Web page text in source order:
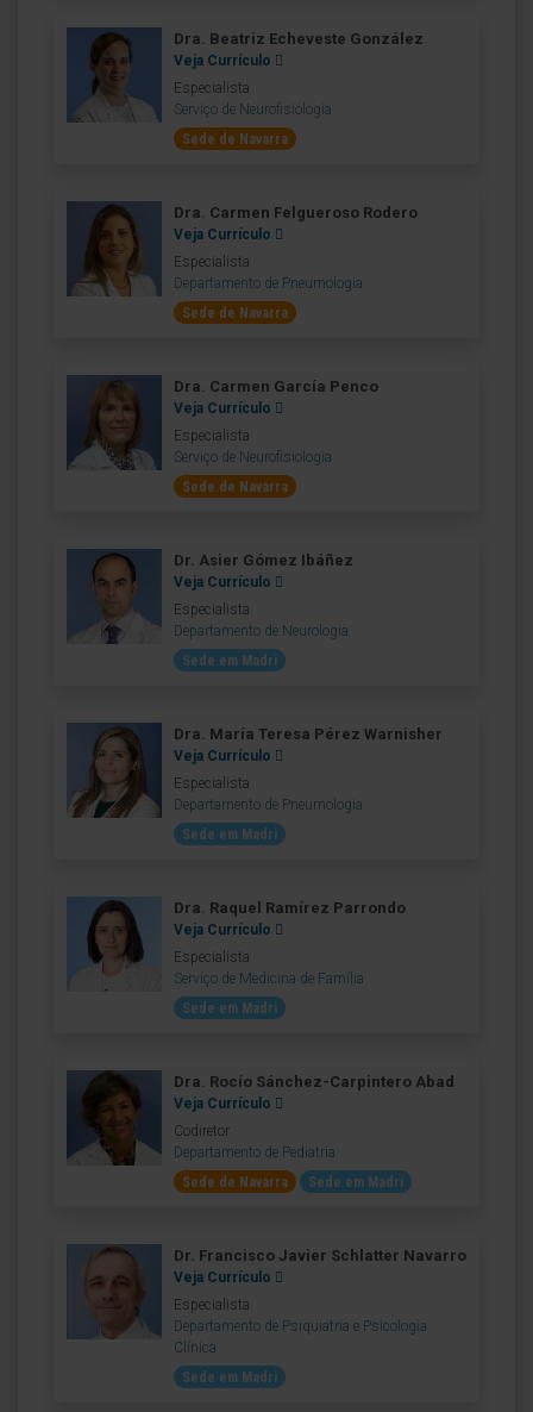
Dra. Beatriz Echeveste González
Veja Currículo
Especialista
Serviço de Neurofisiologia
Sede de Navarra
Dra. Carmen Felgueroso Rodero
Veja Currículo
Especialista
Departamento de Pneumologia
Sede de Navarra
Dra. Carmen García Penco
Veja Currículo
Especialista
Serviço de Neurofisiologia
Sede de Navarra
Dr. Asier Gómez Ibáñez
Veja Currículo
Especialista
Departamento de Neurologia
Sede em Madri
Dra. María Teresa Pérez Warnisher
Veja Currículo
Especialista
Departamento de Pneumologia
Sede em Madri
Dra. Raquel Ramírez Parrondo
Veja Currículo
Especialista
Serviço de Medicina de Família
Sede em Madri
Dra. Rocío Sánchez-Carpintero Abad
Veja Currículo
Codiretor
Departamento de Pediatria
Sede de Navarra
Sede em Madri
Dr. Francisco Javier Schlatter Navarro
Veja Currículo
Especialista
Departamento de Psiquiatria e Psicologia
Clínica
Sede em Madri